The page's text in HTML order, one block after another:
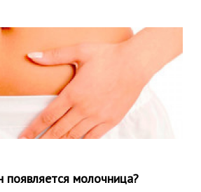
молочница?